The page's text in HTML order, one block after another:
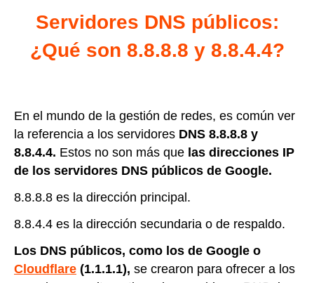
Servidores DNS públicos:
¿Qué son 8.8.8.8 y 8.8.4.4?
En el mundo de la gestión de redes, es común ver
la referencia a los servidores DNS 8.8.8.8 y
8.8.4.4. Estos no son más que las direcciones IP
de los servidores DNS públicos de Google.
8.8.8.8 es la dirección principal.
8.8.4.4 es la dirección secundaria o de respaldo.
Los DNS públicos, como los de Google o
Cloudflare (1.1.1.1), se crearon para ofrecer a los